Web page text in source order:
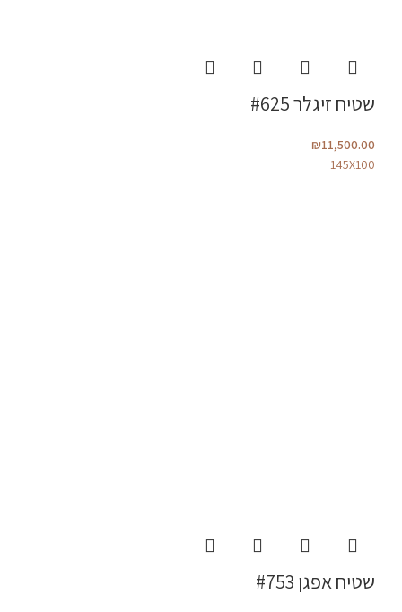
שטיח זיגלר #625
₪11,500.00
145X100
שטיח אפגן #753